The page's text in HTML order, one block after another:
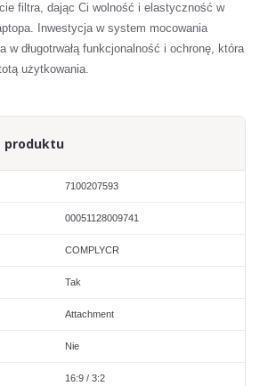
filtra, dając Ci wolność i elastyczność w
Inwestycja w system mocowania
długotrwałą funkcjonalność i ochronę, która
użytkowania.
produktu
7100207593
00051128009741
COMPLYCR
Tak
Attachment
Nie
16:9 / 3:2